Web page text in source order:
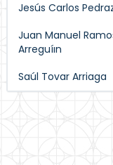
Jesús Carlos
Juan Manuel
Arreguíın
Saúl Tovar Arriaga